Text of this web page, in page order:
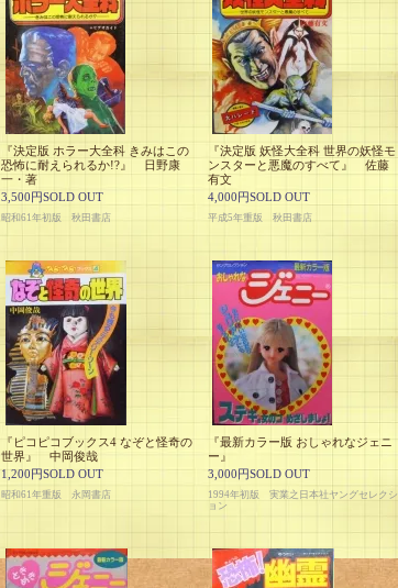
『決定版 ホラー大全科 きみはこの
恐怖に耐えられるか!?』 日野康
一・著
3,500円SOLD OUT
昭和61年初版 秋田書店
『決定版 妖怪大全科 世界の妖怪モ
ンスターと悪魔のすべて』 佐藤
有文
4,000円SOLD OUT
平成5年重版 秋田書店
『ピコピコブックス4 なぞと怪奇の
世界』 中岡俊哉
1,200円SOLD OUT
昭和61年重版 永岡書店
『最新カラー版 おしゃれなジェニ
ー』
3,000円SOLD OUT
1994年初版 実業之日本社ヤングセレクシ
ョン